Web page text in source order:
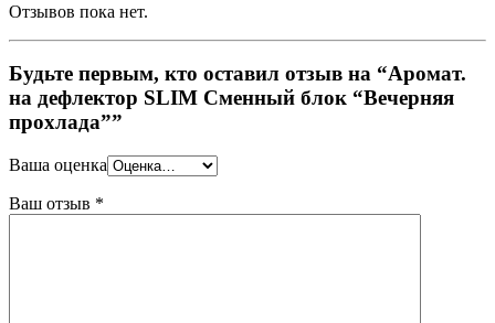
Отзывов пока нет.
Будьте первым, кто оставил отзыв на “Аромат.
на дефлектор SLIM Сменный блок “Вечерняя
прохлада””
Ваша оценка
Ваш отзыв *